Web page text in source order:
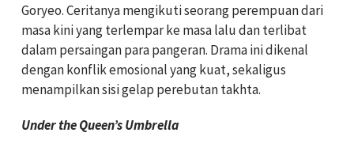
Goryeo. Ceritanya mengikuti seorang perempuan dari
masa kini yang terlempar ke masa lalu dan terlibat
dalam persaingan para pangeran. Drama ini dikenal
dengan konflik emosional yang kuat, sekaligus
menampilkan sisi gelap perebutan takhta.
Under the Queen’s Umbrella